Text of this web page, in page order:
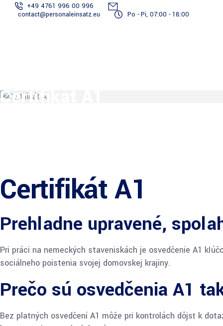
+49 4761 996 00 996
contact@personaleinsatz.eu
Po - Pi, 07:00 - 18:00
Certifikát A1
Certifikát A1
Prehľadne upravené,
Pri práci na nemeckých staveniskách je osvedčenie A1
sociálneho poistenia svojej domovskej krajiny.
Prečo sú osvedčenia A1
Bez platných osvedčení A1 môže pri kontrolách dôjsť k